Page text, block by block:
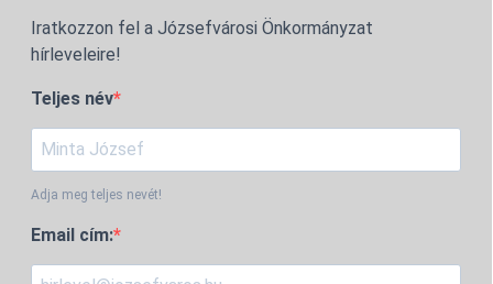
Iratkozzon fel a Józsefvárosi Önkormányzat
hírleveleire!
Teljes név
Adja meg teljes nevét!
Email cím: